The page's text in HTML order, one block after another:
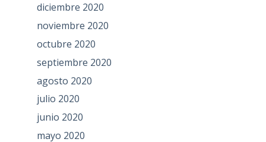
diciembre 2020
noviembre 2020
octubre 2020
septiembre 2020
agosto 2020
julio 2020
junio 2020
mayo 2020